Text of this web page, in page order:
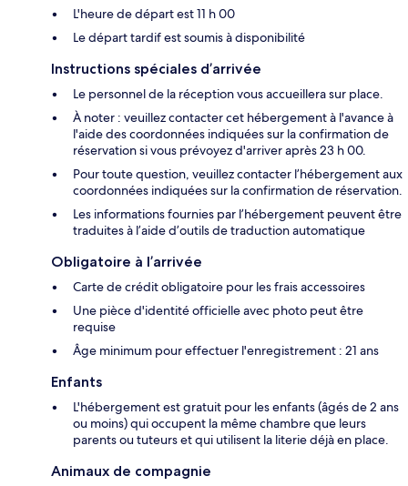
L'heure de départ est 11 h 00
Le départ tardif est soumis à disponibilité
Instructions spéciales d’arrivée
Le personnel de la réception vous accueillera sur place.
À noter : veuillez contacter cet hébergement à l'avance à
l'aide des coordonnées indiquées sur la confirmation de
réservation si vous prévoyez d'arriver après 23 h 00.
Pour toute question, veuillez contacter l’hébergement aux
coordonnées indiquées sur la confirmation de réservation.
Les informations fournies par l’hébergement peuvent être
traduites à l’aide d’outils de traduction automatique
Obligatoire à l’arrivée
Carte de crédit obligatoire pour les frais accessoires
Une pièce d'identité officielle avec photo peut être
requise
Âge minimum pour effectuer l'enregistrement : 21 ans
Enfants
L'hébergement est gratuit pour les enfants (âgés de 2 ans
ou moins) qui occupent la même chambre que leurs
parents ou tuteurs et qui utilisent la literie déjà en place.
Animaux de compagnie